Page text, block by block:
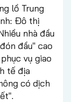
lồ Trung
Đô thị
nhà đầu
đầu" cao
vụ giao
tế địa
có dịch